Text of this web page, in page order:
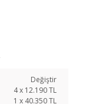
Değiştir
4x 12.190TL
1 x 40.350TL